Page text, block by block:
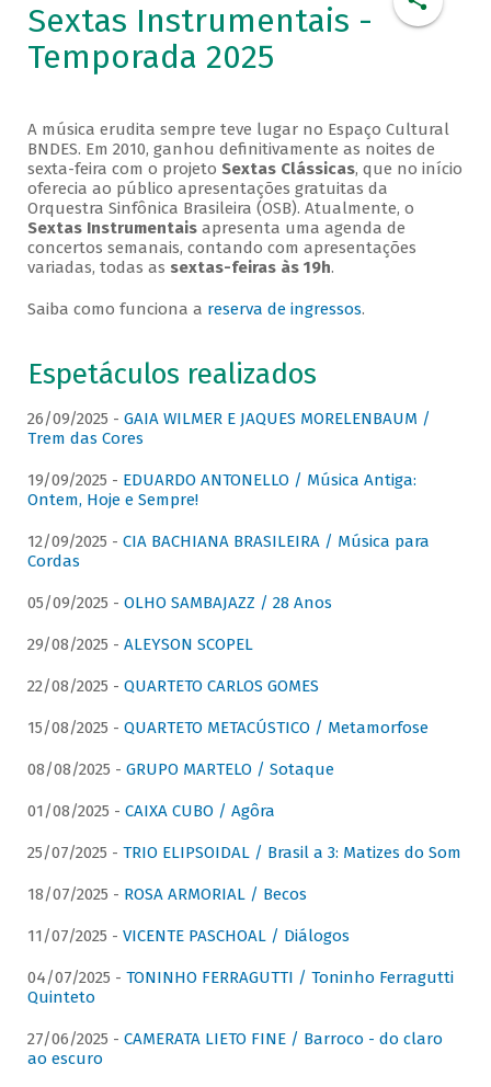
Sextas Instrumentais -
Temporada 2025
A música erudita sempre teve lugar no Espaço Cultural
BNDES. Em 2010, ganhou definitivamente as noites de
sexta-feira com o projeto Sextas Clássicas, que no início
oferecia ao público apresentações gratuitas da
Orquestra Sinfônica Brasileira (OSB). Atualmente, o
Sextas Instrumentaisapresenta uma agenda de
concertos semanais, contando com apresentações
variadas, todas as sextas-feiras às 19h.
Saiba como funciona a reserva de ingressos.
Espetáculos realizados
26/09/2025 - GAIA WILMER E JAQUES MORELENBAUM /
Trem das Cores
19/09/2025 - EDUARDO ANTONELLO / Música Antiga:
Ontem, Hoje e Sempre!
12/09/2025 - CIA BACHIANA BRASILEIRA / Música para
Cordas
05/09/2025 - OLHO SAMBAJAZZ / 28 Anos
29/08/2025 - ALEYSON SCOPEL
22/08/2025 - QUARTETO CARLOS GOMES
15/08/2025 - QUARTETO METACÚSTICO / Metamorfose
08/08/2025 - GRUPO MARTELO / Sotaque
01/08/2025 - CAIXA CUBO / Agôra
25/07/2025 - TRIO ELIPSOIDAL / Brasil a 3: Matizes do Som
18/07/2025 - ROSA ARMORIAL / Becos
11/07/2025 - VICENTE PASCHOAL / Diálogos
04/07/2025 - TONINHO FERRAGUTTI / Toninho Ferragutti
Quinteto
27/06/2025 - CAMERATA LIETO FINE / Barroco - do claro
ao escuro